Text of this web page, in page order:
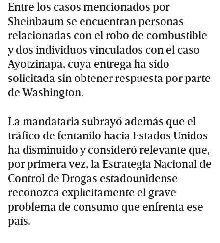
Entre los casos mencionados por
Sheinbaum se encuentran personas
relacionadas con el robo de combustible
y dos individuos vinculados con el caso
Ayotzinapa, cuya entrega ha sido
solicitada sin obtener respuesta por parte
de Washington.
La mandataria subrayó además que el
tráfico de fentanilo hacia Estados Unidos
ha disminuido y consideró relevante que,
por primera vez, la Estrategia Nacional de
Control de Drogas estadounidense
reconozca explícitamente el grave
problema de consumo que enfrenta ese
país.